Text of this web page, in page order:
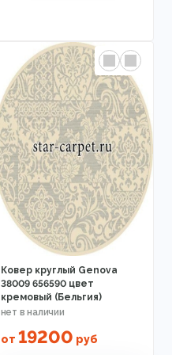
Ковер круглый Genova
38009 656590 цвет
кремовый (Бельгия)
от 19200 руб